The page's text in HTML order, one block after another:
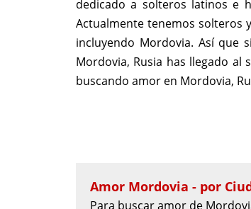
dedicado a solteros latinos e
Actualmente tenemos solteros
incluyendo Mordovia. Así que
Mordovia, Rusia has llegado
buscando amor en Mordovia,
Amor Mordovia - por
Para buscar amor de